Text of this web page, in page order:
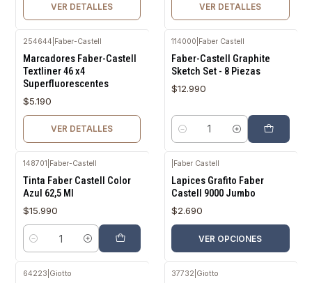
VER DETALLES VER DETALLES
254644 Faber-Castell
Marcadores Faber-Castell
Textliner 46 x4
Superfluorescentes
$5.190
VER DETALLES
114000 Faber Castell
Faber-Castell Graphite
Sketch Set - 8 Piezas
$12.990
Cantidad
148701 Faber-Castell
Tinta Faber Castell Color
Azul 62,5 Ml
$15.990
Cantidad
Faber Castell
Lapices Grafito Faber
Castell 9000 Jumbo
$2.690
VER OPCIONES
64223 Giotto 37732 Giotto